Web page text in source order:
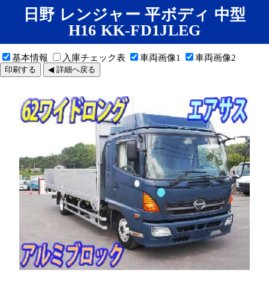
日野 レンジャー 平ボディ 中型
H16 KK-FD1JLEG
基本情報 入庫チェック表 車両画像1 車両画像2
印刷する ◀ 詳細へ戻る